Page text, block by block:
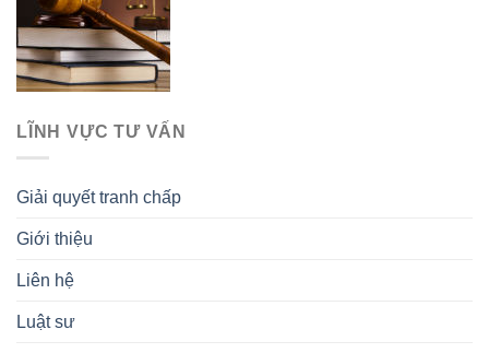
LĨNH VỰC TƯ VẤN
Giải quyết tranh chấp
Giới thiệu
Liên hệ
Luật sư